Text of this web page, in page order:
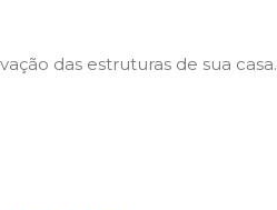
das estruturas de sua casa.